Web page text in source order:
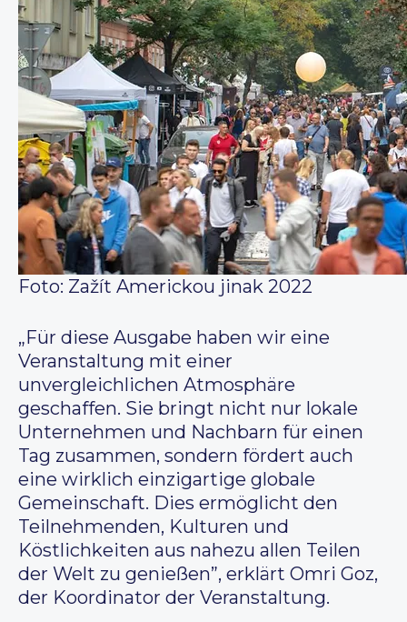
Foto: Zažít Americkou jinak 2022
„Für diese Ausgabe haben wir eine
Veranstaltung mit einer
unvergleichlichen Atmosphäre
geschaffen. Sie bringt nicht nur lokale
Unternehmen und Nachbarn für einen
Tag zusammen, sondern fördert auch
eine wirklich einzigartige globale
Gemeinschaft. Dies ermöglicht den
Teilnehmenden, Kulturen und
Köstlichkeiten aus nahezu allen Teilen
der Welt zu genießen”, erklärt Omri Goz,
der Koordinator der Veranstaltung.